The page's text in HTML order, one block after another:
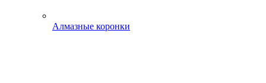
Алмазные коронки